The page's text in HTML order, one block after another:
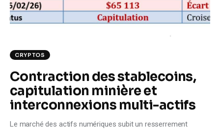
Climate
Tech
Reports
Shop
CRYPTOS
Contraction des stablecoins,
capitulation minière et
interconnexions multi-actifs
Le marché des actifs numériques subit un resserrement